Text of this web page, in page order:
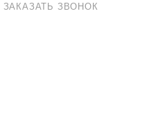
ЗАКАЗАТЬ ЗВОНОК